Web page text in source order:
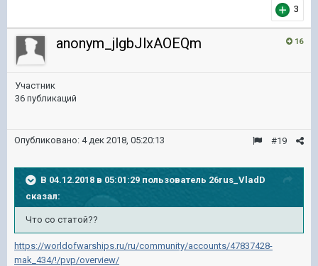
3
16
anonym_jlgbJlxAOEQm
Участник
36 публикаций
#19
Опубликовано: 4 дек 2018, 05:20:13
В 04.12.2018 в 05:01:29 пользователь 26rus_VladD
сказал:
Что со статой??
https://worldofwarships.ru/ru/community/accounts/47837428-
mak_434/!/pvp/overview/